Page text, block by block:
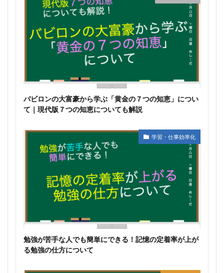
バビロンの大富豪から学ぶ「黄金の７つの知恵」につい
て｜現代版７つの知恵についても解説
学習・仕事効率化
勉強が苦手な人でも簡単にできる！記憶の定着率が上が
る勉強の仕方について